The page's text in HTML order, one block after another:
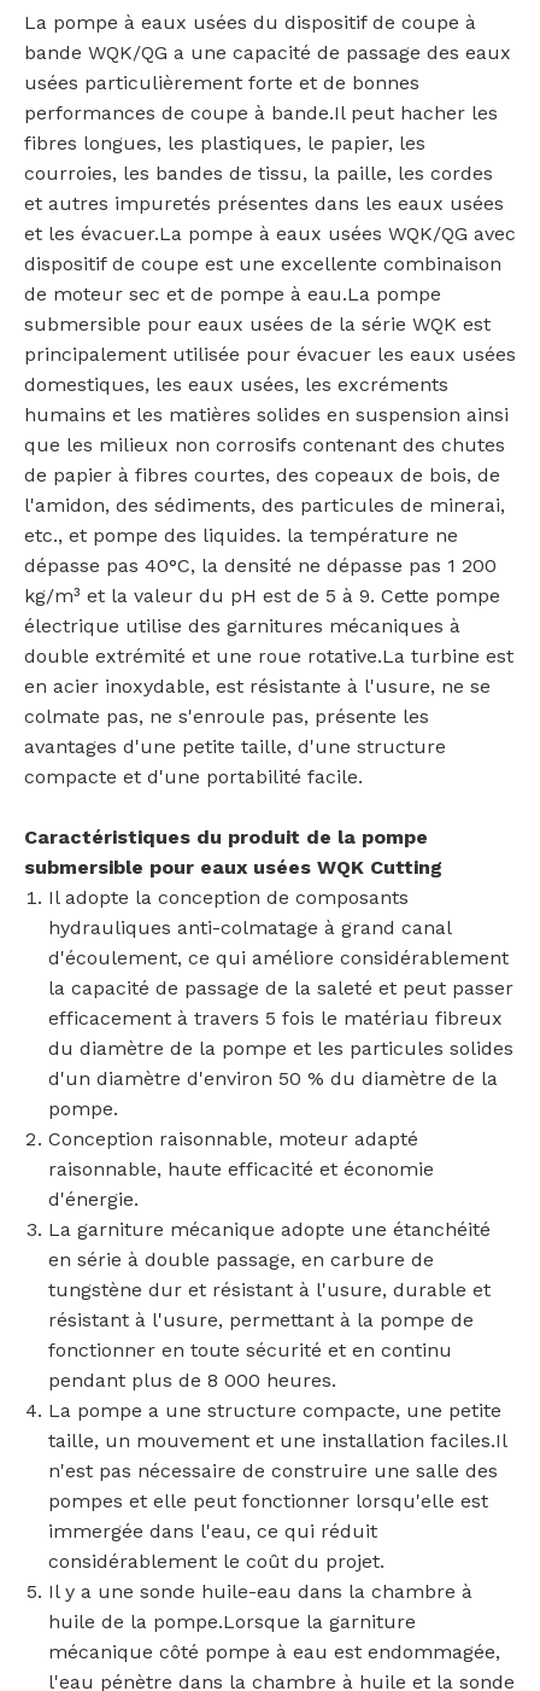
La pompe à eaux usées du dispositif de coupe à
bande WQK/QG a une capacité de passage des eaux
usées particulièrement forte et de bonnes
performances de coupe à bande.Il peut hacher les
fibres longues, les plastiques, le papier, les
courroies, les bandes de tissu, la paille, les cordes
et autres impuretés présentes dans les eaux usées
et les évacuer.La pompe à eaux usées WQK/QG avec
dispositif de coupe est une excellente combinaison
de moteur sec et de pompe à eau.La pompe
submersible pour eaux usées de la série WQK est
principalement utilisée pour évacuer les eaux usées
domestiques, les eaux usées, les excréments
humains et les matières solides en suspension ainsi
que les milieux non corrosifs contenant des chutes
de papier à fibres courtes, des copeaux de bois, de
l'amidon, des sédiments, des particules de minerai,
etc., et pompe des liquides. la température ne
dépasse pas 40°C, la densité ne dépasse pas 1 200
kg/m³ et la valeur du pH est de 5 à 9. Cette pompe
électrique utilise des garnitures mécaniques à
double extrémité et une roue rotative.La turbine est
en acier inoxydable, est résistante à l'usure, ne se
colmate pas, ne s'enroule pas, présente les
avantages d'une petite taille, d'une structure
compacte et d'une portabilité facile.
Caractéristiques du produit de la pompe
submersible pour eaux usées WQK Cutting
Il adopte la conception de composants
hydrauliques anti-colmatage à grand canal
d'écoulement, ce qui améliore considérablement
la capacité de passage de la saleté et peut passer
efficacement à travers 5 fois le matériau fibreux
du diamètre de la pompe et les particules solides
d'un diamètre d'environ 50 % du diamètre de la
pompe.
Conception raisonnable, moteur adapté
raisonnable, haute efficacité et économie
d'énergie.
La garniture mécanique adopte une étanchéité
en série à double passage, en carbure de
tungstène dur et résistant à l'usure, durable et
résistant à l'usure, permettant à la pompe de
fonctionner en toute sécurité et en continu
pendant plus de 8 000 heures.
La pompe a une structure compacte, une petite
taille, un mouvement et une installation faciles.Il
n'est pas nécessaire de construire une salle des
pompes et elle peut fonctionner lorsqu'elle est
immergée dans l'eau, ce qui réduit
considérablement le coût du projet.
Il y a une sonde huile-eau dans la chambre à
huile de la pompe.Lorsque la garniture
mécanique côté pompe à eau est endommagée,
l'eau pénètre dans la chambre à huile et la sonde